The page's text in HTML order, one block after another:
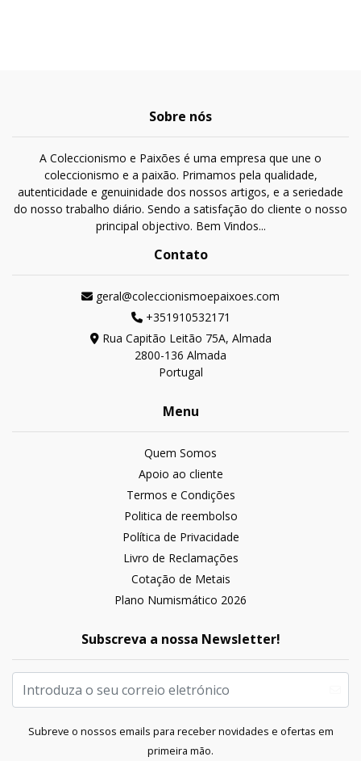
Sobre nós
A Coleccionismo e Paixões é uma empresa que une o
coleccionismo e a paixão. Primamos pela qualidade,
autenticidade e genuinidade dos nossos artigos, e a seriedade
do nosso trabalho diário. Sendo a satisfação do cliente o nosso
principal objectivo. Bem Vindos...
Contato
geral@coleccionismoepaixoes.com
+351910532171
Rua Capitão Leitão 75A, Almada
2800-136 Almada
Portugal
Menu
Quem Somos
Apoio ao cliente
Termos e Condições
Politica de reembolso
Política de Privacidade
Livro de Reclamações
Cotação de Metais
Plano Numismático 2026
Subscreva a nossa Newsletter!
Subreve o nossos emails para receber novidades e ofertas em
primeira mão.